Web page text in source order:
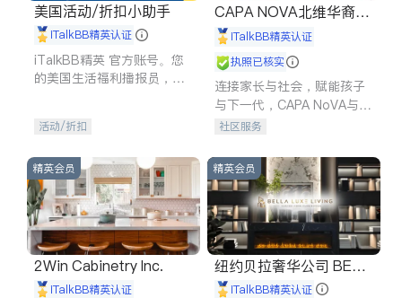
美国活动/折扣小助手
iTalkBB精英认证
iTalkBB精英 官方账号。您
的美国生活福利播报员，精
专属福利。
活动/折扣
CAPA NOVA北维华裔家
长会iTalkBB精英认证
执照已核实
连接家长与社会，赋能孩子
与下一代，CAPA NoVA与您
携手建设包容、公平、充满
社区服务
精英会员
2Win Cabinetry Inc.
iTalkBB精英认证
精英会员
纽约贝拉奢华公司 BELL
A LUXE
iTalkBB精英认证